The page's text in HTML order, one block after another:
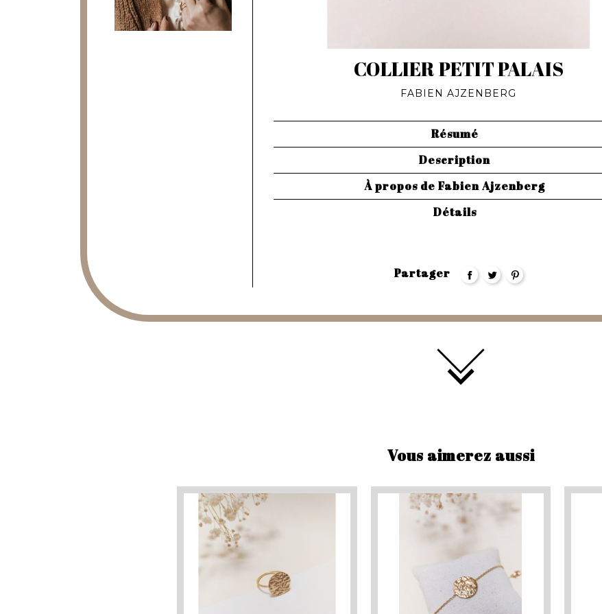
COLLIER PETIT PALAIS
FABIEN AJZENBERG
Résumé
Description
À propos de Fabien Ajzenberg
Détails
Partager
Vous aimerez aussi